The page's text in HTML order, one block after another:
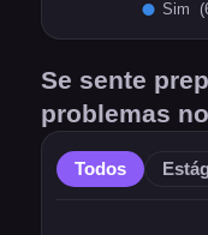
Se sente
problemas
Todos